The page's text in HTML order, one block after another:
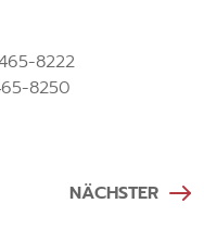
8222
8250
NÄCHSTER